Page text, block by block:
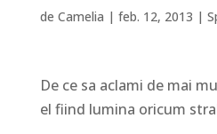
de Camelia | feb. 12, 2013 |
De ce sa aclami de mai
el fiind lumina oricum